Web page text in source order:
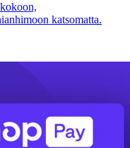
katsomatta.